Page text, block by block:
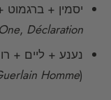
יסמין +
, Déclaration
Homme)